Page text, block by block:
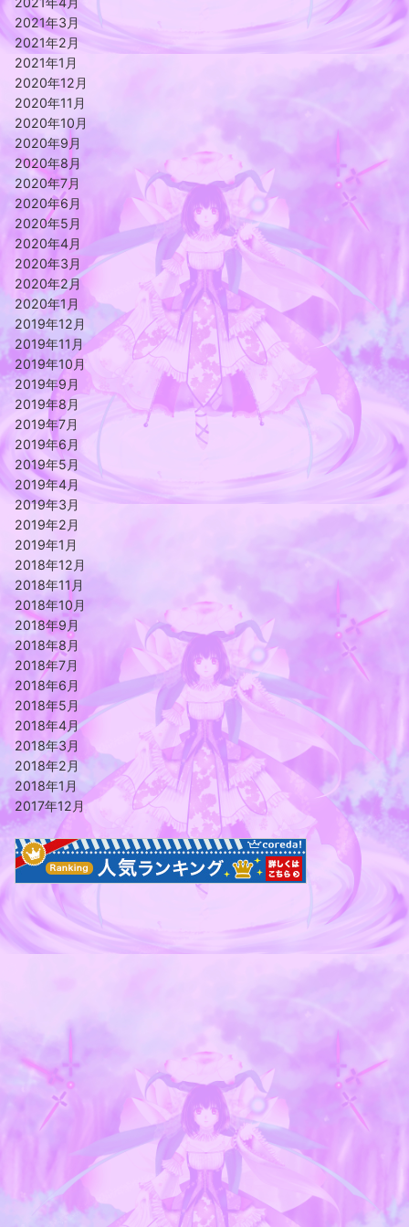
2021年3月
2021年2月
2021年1月
2020年12月
2020年11月
2020年10月
2020年9月
2020年8月
2020年7月
2020年6月
2020年5月
2020年4月
2020年3月
2020年2月
2020年1月
2019年12月
2019年11月
2019年10月
2019年9月
2019年8月
2019年7月
2019年6月
2019年5月
2019年4月
2019年3月
2019年2月
2019年1月
2018年12月
2018年11月
2018年10月
2018年9月
2018年8月
2018年7月
2018年6月
2018年5月
2018年4月
2018年3月
2018年2月
2018年1月
2017年12月